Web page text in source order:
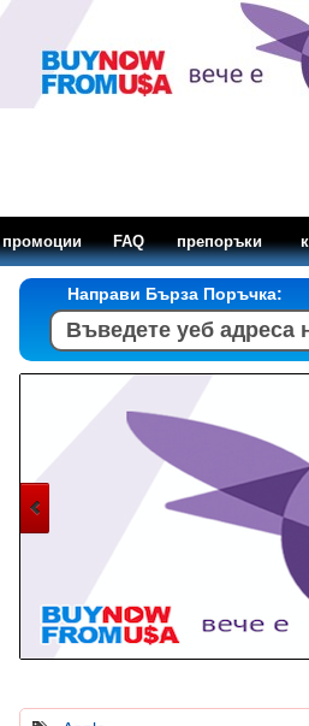
промоции FAQ препоръки
Направи Бърза Поръчка: